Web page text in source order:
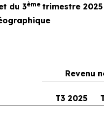
du 3ème trimestre 2025
Revenu net
T3 2025